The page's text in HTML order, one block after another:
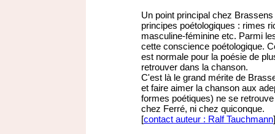
Un point principal chez
principes poétologiques : rimes
masculine-féminine etc. Parmi
cette conscience poétologique.
est normale pour la poésie de
retrouver dans la chanson.
C'est là le grand mérite de
et faire aimer la chanson aux
formes poétiques) ne se
chez Ferré, ni chez quiconque.
[contact auteur : Ralf Tauchmann]